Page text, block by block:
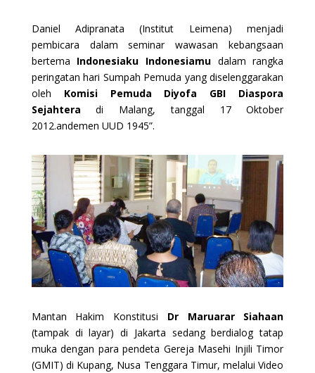
Daniel Adipranata (Institut Leimena) menjadi
pembicara dalam seminar wawasan kebangsaan
bertema Indonesiaku Indonesiamu dalam rangka
peringatan hari Sumpah Pemuda yang diselenggarakan
oleh Komisi Pemuda Diyofa GBI Diaspora
Sejahtera di Malang, tanggal 17 Oktober
2012.andemen UUD 1945”.
Mantan Hakim Konstitusi Dr Maruarar Siahaan
(tampak di layar) di Jakarta sedang berdialog tatap
muka dengan para pendeta Gereja Masehi Injili Timor
(GMIT) di Kupang, Nusa Tenggara Timur, melalui Video